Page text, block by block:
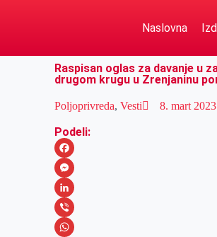
Naslovna
Raspisan oglas za davanje u
drugom krugu u Zrenjaninu
Poljoprivreda,Vesti 8. mart
Podeli:
F
a
c
e
M
e
s
L
iV